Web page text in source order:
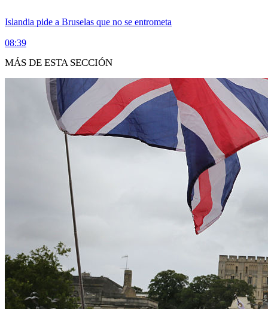
Islandia pide a Bruselas que no se entrometa
08:39
MÁS DE ESTA SECCIÓN